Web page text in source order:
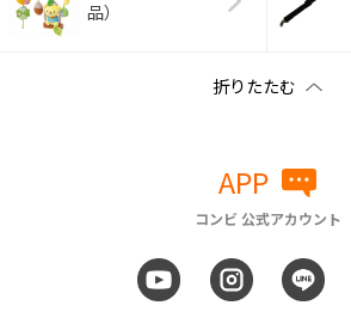
品）
APP
コンビ 公式アカウント